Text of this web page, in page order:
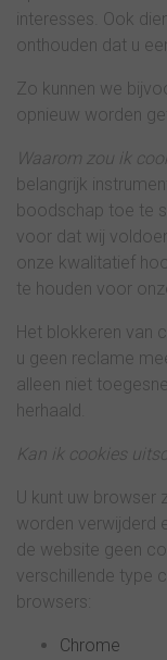
interesses. Ook
onthouden dat u
Zo kunnen we
opnieuw worden
Waarom zou ik
belangrijk
boodschap toe te
voor dat wij
onze kwalitatief
te houden voor
Het blokkeren van
u geen reclame
alleen niet
herhaald.
Kan ik cookies
U kunt uw browser
worden verwijderd
de website geen
verschillende type
browsers:
Chrome